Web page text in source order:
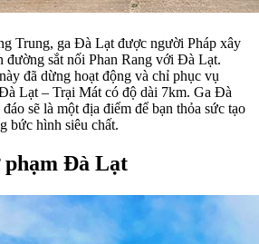
Trung, ga Đà Lạt được người Pháp xây
đường sắt nối Phan Rang với Đà Lạt.
đã dừng hoạt động và chỉ phục vụ
Lạt – Trại Mát có độ dài 7km. Ga Đà
sẽ là một địa điểm để bạn thỏa sức tạo
bức hình siêu chất.
phạm Đà Lạt